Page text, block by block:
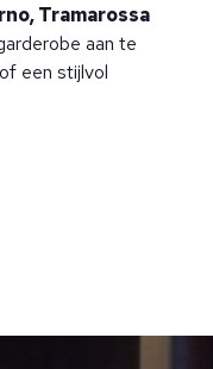
Tramarossa
aan te
een stijlvol